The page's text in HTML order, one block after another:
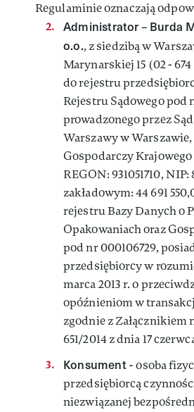
Regulaminie oznaczają
Administrator– Burda
o.o., z siedzibą w
Marynarskiej 15 (02 -
do rejestru
Rejestru Sądowego pod
prowadzonego przez
Warszawy w
Gospodarczy
REGON: 931051710, NIP:
zakładowym: 44 691
rejestru Bazy Danych o
Opakowaniach oraz
pod nr 000106729,
przedsiębiorcy w
marca 2013 r. o
opóźnieniom w
zgodnie z
651/2014 z dnia 17
Konsument -osoba
przedsiębiorcą
niezwiązanej